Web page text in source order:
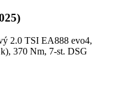
2.0 TSI EA888 evo4,
370 Nm, 7-st. DSG